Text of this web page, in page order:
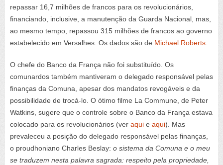
repassar 16,7 milhões de francos para os revolucionários,
financiando, inclusive, a manutenção da Guarda Nacional, mas,
ao mesmo tempo, repassou 315 milhões de francos ao governo
estabelecido em Versalhes. Os dados são de Michael Roberts.
O chefe do Banco da França não foi substituído. Os
comunardos também mantiveram o delegado responsável pelas
finanças da Comuna, apesar dos mandatos revogáveis e da
possibilidade de trocá-lo. O ótimo filme La Commune, de Peter
Watkins, sugere que o controle sobre o Banco da França estava
colocado para os revolucionários (ver aqui e aqui). Mas
prevaleceu a posição do delegado responsável pelas finanças,
o proudhoniano Charles Beslay: o sistema da Comuna e o meu
se traduzem nesta palavra sagrada: respeito pela propriedade,